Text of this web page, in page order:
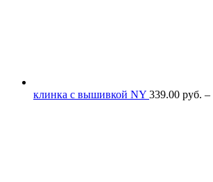
клинка с вышивкой NY 339.00 руб. –